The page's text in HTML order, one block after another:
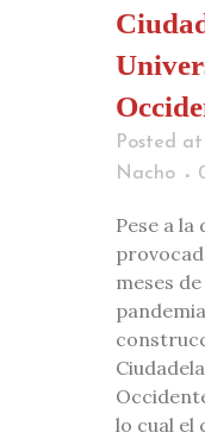
Posted
Nacho
Pese a
meses
lo cual